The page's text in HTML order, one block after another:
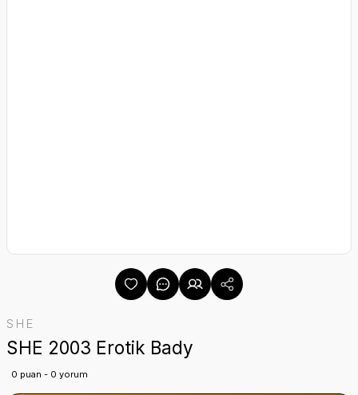
SHE
SHE 2003 Erotik Bady
0 puan - 0 yorum